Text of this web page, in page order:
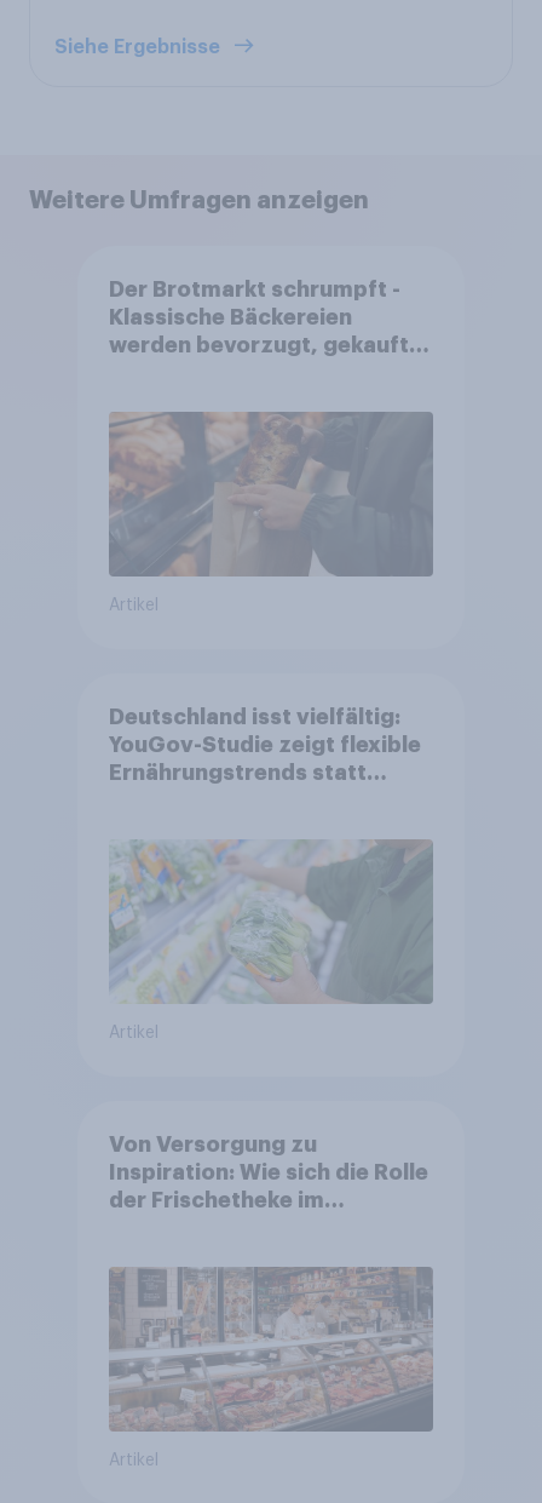
Siehe Ergebnisse
Weitere Umfragen anzeigen
Der Brotmarkt schrumpft -
Klassische Bäckereien
werden bevorzugt, gekauft
Artikel
Deutschland isst vielfältig:
YouGov-Studie zeigt flexible
Ernährungstrends statt
Artikel
Von Versorgung zu
Inspiration: Wie sich die Rolle
der Frischetheke im
Artikel